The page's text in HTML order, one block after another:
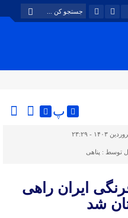
پ
توسط : پناهی
ایران راهی
شد